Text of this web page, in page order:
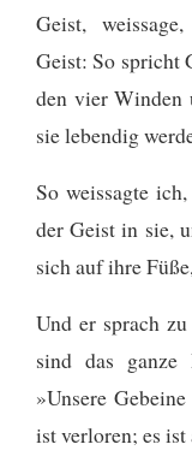
Geist,
Geist: So spricht
den vier Winden
sie lebendig
So weissagte
der Geist in sie,
sich auf ihre
Und er sprach
sind das ganze
»Unsere
ist verloren; es